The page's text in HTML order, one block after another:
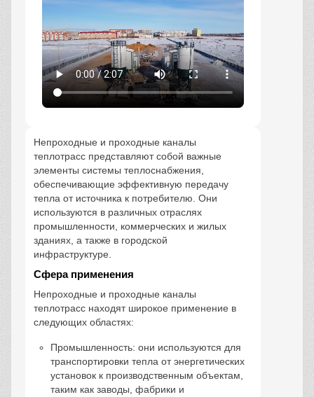
Непроходные и проходные каналы
теплотрасс представляют собой важные
элементы системы теплоснабжения,
обеспечивающие эффективную передачу
тепла от источника к потребителю. Они
используются в различных отраслях
промышленности, коммерческих и жилых
зданиях, а также в городской
инфраструктуре.
Сфера применения
Непроходные и проходные каналы
теплотрасс находят широкое применение в
следующих областях:
Промышленность: они используются для
транспортировки тепла от энергетических
установок к производственным объектам,
таким как заводы, фабрики и